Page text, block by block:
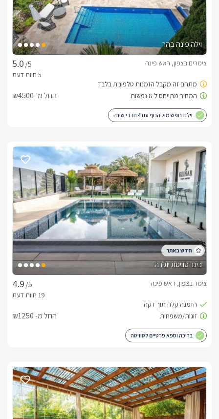
היחידות
במקום תיהנו מ-3 יחידות אירוח שונות האחת מהשנייה. כל יחידת
אירוח מתאימה למס' שונה של נפשות ומאובזרת בהתאם.בכל אחת
ושירותים צמודים, מסך LCD, מטבחון הכולל ערכת קפה ותה, מקרר
מדשאה מוריקה ומטופחת, צמחי נוי, עצים הנישאים אל על, פינות
** החל מ 1.10.19 הבריכה סגורה! (עד יוני 2020) **
דגשים על מקום האירוח
בתיאום מראש ניתן להזמין וליהנות מארוחת בוקר כפרית וטעימה.
אטרקציות
בעיר העתיקה ראש פינה, אשר גם  ידועה בשל המתחם העתיק
והמיוחד שבעיר, תוכלו ליהנות מטיולים מעניינים בפאתי העיר,
להסתובב בין חנויות הבוטיק וגלריות אמנים ולסעוד במסעדות
איכותיות.בנוסף בסביבה הקרובה ניתן ליהנות מטיולי ג'יפים
וטרקטורונים, מסלולי הליכה, מרכזי קניות ובילוי ועוד.
חשוב לדעת
לאורחי המתחם הכניסה לבריכת היישוב הינה ללא עלות. ** החל מ
1.10.19 הבריכה סגורה! (עד יוני 2020) **
וילה פינה בהר
/5
צימרים בצפון, ראש פינה
החל מ- ₪4500
וילת נופש מול הנוף עם 4 חדרי שינה
כינר סוויטת יוקרה
/5
צימר בצפון, ראש פינה
החל מ- ₪1250
בריכה וספא פרטיים לסוויטה